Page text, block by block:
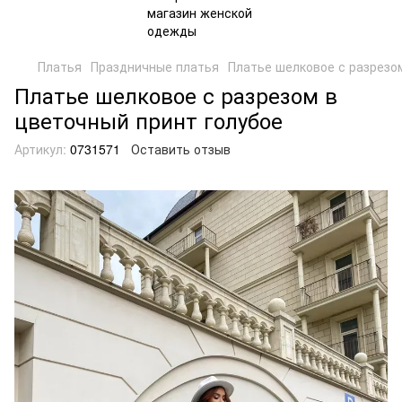
Платья Праздничные платья Платье шелковое с
Платье шелковое с разрезом в
цветочный принт голубое
Артикул: 0731571 Оставить отзыв